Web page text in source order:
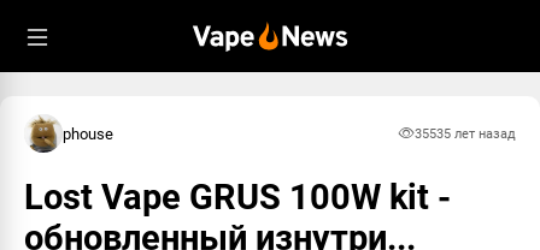
phouse 35535 лет назад
Lost Vape GRUS 100W kit -
обновленный изнутри...